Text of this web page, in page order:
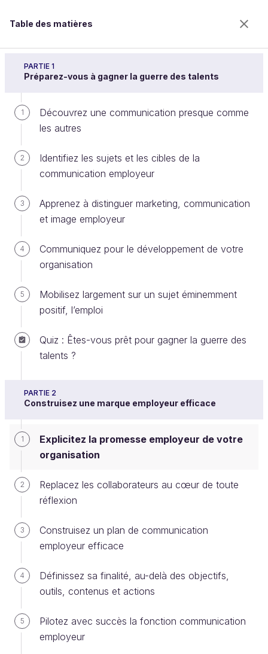
Développez la marque employeur de votre
organisation
Table des matières
PARTIE 1
Préparez-vous à gagner la guerre des talents
1
Découvrez une communication presque comme
les autres
2
Identifiez les sujets et les cibles de la
communication employeur
3
Apprenez à distinguer marketing, communication
et image employeur
4
Communiquez pour le développement de votre
organisation
5
Mobilisez largement sur un sujet éminemment
positif, l’emploi
Quiz : Êtes-vous prêt pour gagner la guerre des
talents ?
PARTIE 2
Construisez une marque employeur efficace
1
Explicitez la promesse employeur de votre
organisation
2
Replacez les collaborateurs au cœur de toute
réflexion
3
Construisez un plan de communication
employeur efficace
4
Définissez sa finalité, au-delà des objectifs,
outils, contenus et actions
5
Pilotez avec succès la fonction communication
employeur
Explicitez la promesse employeur
de votre organisation
ont de l’avenir.
Bénéficiez gratuitement de toutes les fonctionnalités
de ce cours (quiz, vidéos, accès illimité à tous les
chapitres) avec un compte.
Créer un compte ou se connecter
Nous avons vu que la communication employeur
est devenue l’une des priorités récurrentes des DRH
et qu’elle mobilise des équipes, souvent
importants.
Expliciter et décrire la proposition de valeur
commune à l’ensemble des employés revêt donc
une importance stratégique, alors qu’elle est bien
évidemment unique et spécifique à chaque
temps !
souvent sous l’appellation d’EVP : Employee
Value Proposition.
Pour rendre cette approche concrète, nous vous
proposons, dans la vidéo associée à ce cours, de
détailler la construction d’une EVP, en nous
appuyant sur un cas qui pourrait être celui d’une
jeune entreprise en croissance dans le domaine du